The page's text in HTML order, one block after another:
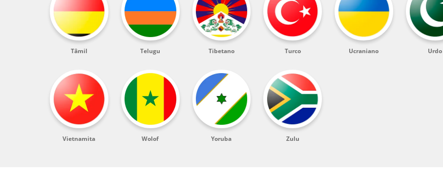
Tâmil Telugu Tibetano Turco Ucraniano Urdo
Vietnamita Wolof Yoruba Zulu